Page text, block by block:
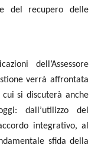
del recupero delle
dell’Assessore
verrà affrontata
si discuterà anche
dall’utilizzo del
integrativo, al
sfida della